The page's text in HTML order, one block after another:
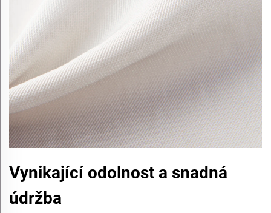
Vynikající odolnost a snadná
údržba